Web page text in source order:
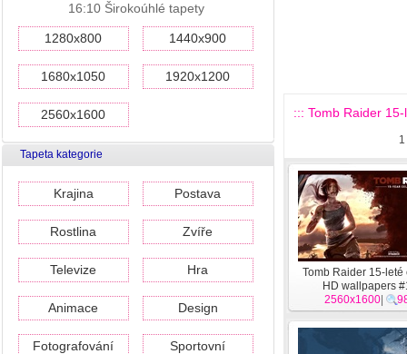
16:10 Širokoúhlé tapety
1280x800 1440x900
1680x1050 1920x1200
2560x1600
Tapeta kategorie
Krajina Postava
Rostlina Zvíře
Televize Hra
Animace Design
Fotografování Sportovní
::: Tomb Raider
1
Tomb Raider 15-leté
HD wallpapers
2560x1600